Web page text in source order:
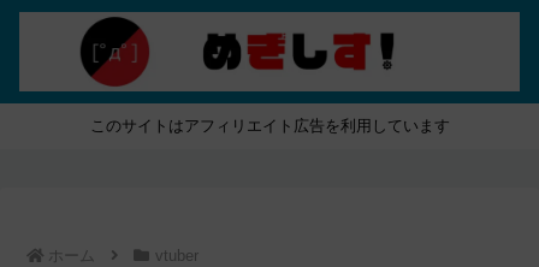
このサイトはアフィリエイト広告を利用しています
ホーム vtuber